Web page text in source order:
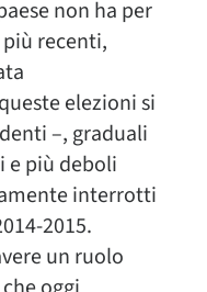
non ha per
recenti,
elezioni si
–, graduali
e più deboli
interrotti
2015.
un ruolo